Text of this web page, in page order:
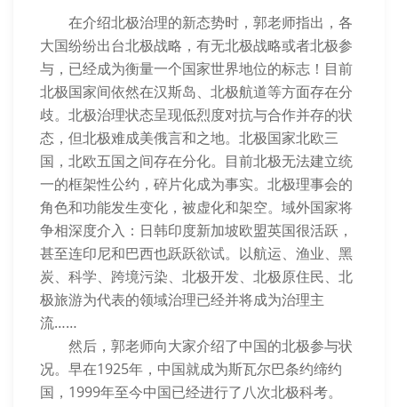
在介绍北极治理的新态势时，郭老师指出，各
大国纷纷出台北极战略，有无北极战略或者北极参
与，已经成为衡量一个国家世界地位的标志！目前
北极国家间依然在汉斯岛、北极航道等方面存在分
歧。北极治理状态呈现低烈度对抗与合作并存的状
态，但北极难成美俄言和之地。北极国家北欧三
国，北欧五国之间存在分化。目前北极无法建立统
一的框架性公约，碎片化成为事实。北极理事会的
角色和功能发生变化，被虚化和架空。域外国家将
争相深度介入：日韩印度新加坡欧盟英国很活跃，
甚至连印尼和巴西也跃跃欲试。以航运、渔业、黑
炭、科学、跨境污染、北极开发、北极原住民、北
极旅游为代表的领域治理已经并将成为治理主
流……
然后，郭老师向大家介绍了中国的北极参与状
况。早在1925年，中国就成为斯瓦尔巴条约缔约
国，1999年至今中国已经进行了八次北极科考。